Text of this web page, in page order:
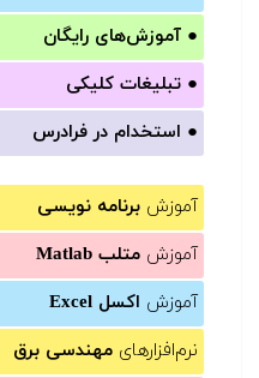
● آموزش‌های رایگان
● تبلیغات کلیکی
● استخدام در فرادرس
آموزش برنامه نویسی
آموزش متلب Matlab
آموزش اکسل Excel
نرم‌افزارهای مهندسی برق